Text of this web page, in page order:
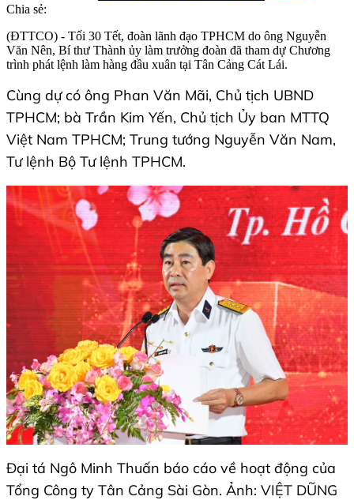
Chia sẻ:
(ĐTTCO) - Tối 30 Tết, đoàn lãnh đạo TPHCM do ông Nguyễn
Văn Nên, Bí thư Thành ủy làm trưởng đoàn đã tham dự Chương
trình phát lệnh làm hàng đầu xuân tại Tân Cảng Cát Lái.
Cùng dự có ông Phan Văn Mãi, Chủ tịch UBND
TPHCM; bà Trần Kim Yến, Chủ tịch Ủy ban MTTQ
Việt Nam TPHCM; Trung tướng Nguyễn Văn Nam,
Tư lệnh Bộ Tư lệnh TPHCM.
Đại tá Ngô Minh Thuấn báo cáo về hoạt động của
Tổng Công ty Tân Cảng Sài Gòn. Ảnh: VIỆT DŨNG